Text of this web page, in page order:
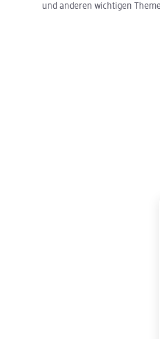
und anderen wichtigen